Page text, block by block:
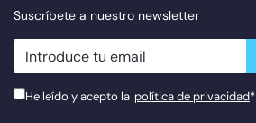
Suscríbete a nuestro newsletter
newsletter.suscribe
He leído y acepto la política de privacidad*